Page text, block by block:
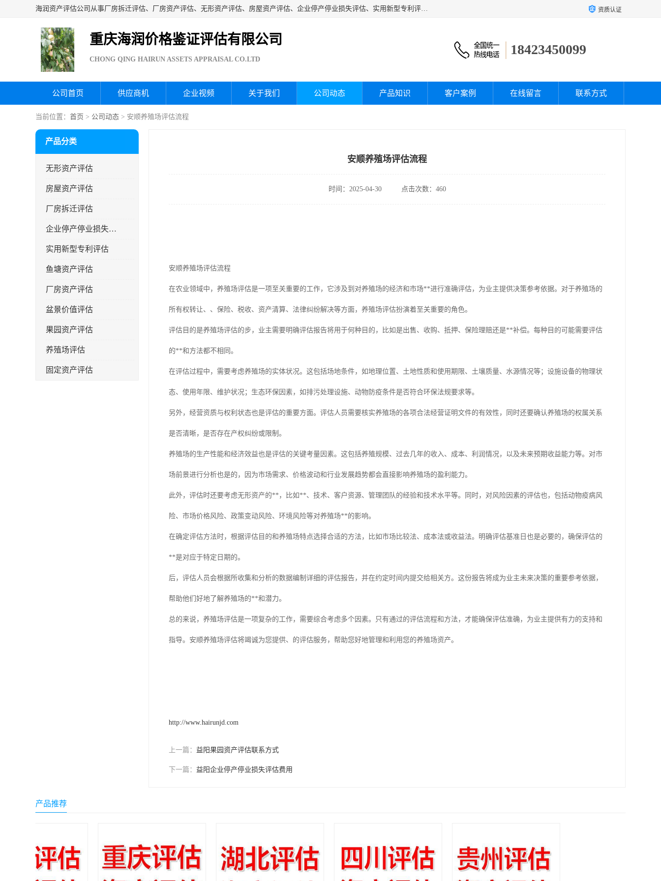
海润资产评估公司从事厂房拆迁评估、厂房资产评估、无形资产评估、房屋资产评估、企业停产停业损失评估、实用新型专利评估、果园资产评估、盆景价值评估、鱼塘资产评估等资产评估；从成立至今我司已经服务了全国几千家公司企业和事业单位，我们有着丰富的房屋、厂房、园林、企业拆迁等评估经验。 资质认证
重庆海润价格鉴证评估有限公司
CHONG QING HAIRUN ASSETS APPRAISAL CO.LTD
18423450099
公司首页 供应商机 企业视频 关于我们 公司动态 产品知识 客户案例 在线留言 联系方式
当前位置： 首页 > 公司动态 > 安顺养殖场评估流程
产品分类
无形资产评估
房屋资产评估
厂房拆迁评估
企业停产停业损失评估
实用新型专利评估
鱼塘资产评估
厂房资产评估
盆景价值评估
果园资产评估
养殖场评估
固定资产评估
安顺养殖场评估流程
时间：2025-04-30 点击次数：460
安顺养殖场评估流程
在农业领域中，养殖场评估是一项至关重要的工作，它涉及到对养殖场的经济和市场**进行准确评估，为业主提供决策参考依据。对于养殖场的
所有权转让、、保险、税收、资产清算、法律纠纷解决等方面，养殖场评估扮演着至关重要的角色。
评估目的是养殖场评估的步，业主需要明确评估报告将用于何种目的，比如是出售、收购、抵押、保险理赔还是**补偿。每种目的可能需要评估
的**和方法都不相同。
在评估过程中，需要考虑养殖场的实体状况。这包括场地条件，如地理位置、土地性质和使用期限、土壤质量、水源情况等；设施设备的物理状
态、使用年限、维护状况；生态环保因素，如排污处理设施、动物防疫条件是否符合环保法规要求等。
另外，经营资质与权利状态也是评估的重要方面。评估人员需要核实养殖场的各项合法经营证明文件的有效性，同时还要确认养殖场的权属关系
是否清晰，是否存在产权纠纷或限制。
养殖场的生产性能和经济效益也是评估的关键考量因素。这包括养殖规模、过去几年的收入、成本、利润情况，以及未来预期收益能力等。对市
场前景进行分析也是的，因为市场需求、价格波动和行业发展趋势都会直接影响养殖场的盈利能力。
此外，评估时还要考虑无形资产的**，比如**、技术、客户资源、管理团队的经验和技术水平等。同时，对风险因素的评估也，包括动物疫病风
险、市场价格风险、政策变动风险、环境风险等对养殖场**的影响。
在确定评估方法时，根据评估目的和养殖场特点选择合适的方法，比如市场比较法、成本法或收益法。明确评估基准日也是必要的，确保评估的
**是对应于特定日期的。
后，评估人员会根据所收集和分析的数据编制详细的评估报告，并在约定时间内提交给相关方。这份报告将成为业主未来决策的重要参考依据，
帮助他们好地了解养殖场的**和潜力。
总的来说，养殖场评估是一项复杂的工作，需要综合考虑多个因素。只有通过的评估流程和方法，才能确保评估准确，为业主提供有力的支持和
指导。安顺养殖场评估将竭诚为您提供、的评估服务，帮助您好地管理和利用您的养殖场资产。
http://www.hairunjd.com
上一篇： 益阳果园资产评估联系方式
下一篇： 益阳企业停产停业损失评估费用
产品推荐